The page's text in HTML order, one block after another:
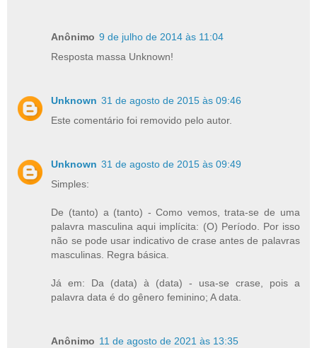
Anônimo 9 de julho de 2014 às 11:04
Resposta massa Unknown!
Unknown 31 de agosto de 2015 às 09:46
Este comentário foi removido pelo autor.
Unknown 31 de agosto de 2015 às 09:49
Simples:
De (tanto) a (tanto) - Como vemos, trata-se de uma
palavra masculina aqui implícita: (O) Período. Por isso
não se pode usar indicativo de crase antes de palavras
masculinas. Regra básica.
Já em: Da (data) à (data) - usa-se crase, pois a
palavra data é do gênero feminino; A data.
Anônimo 11 de agosto de 2021 às 13:35